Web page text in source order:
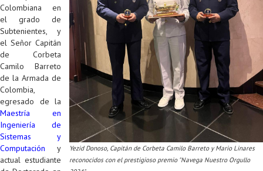
Yezid Donoso, Capitán de Corbeta Camilo Barreto y Mario Linares
reconocidos con el prestigioso premio "Navega Nuestro Orgullo
Colombiana en
el grado de
Subtenientes, y
el Señor Capitán
de Corbeta
Camilo Barreto
de la Armada de
Colombia,
egresado de la
Maestría en
Ingeniería de
Sistemas y
Computación y
actual estudiante
Proyecto de grado
Reingreso
Reintegro
Retiro voluntario
Transferencia
Tarifas
Grado